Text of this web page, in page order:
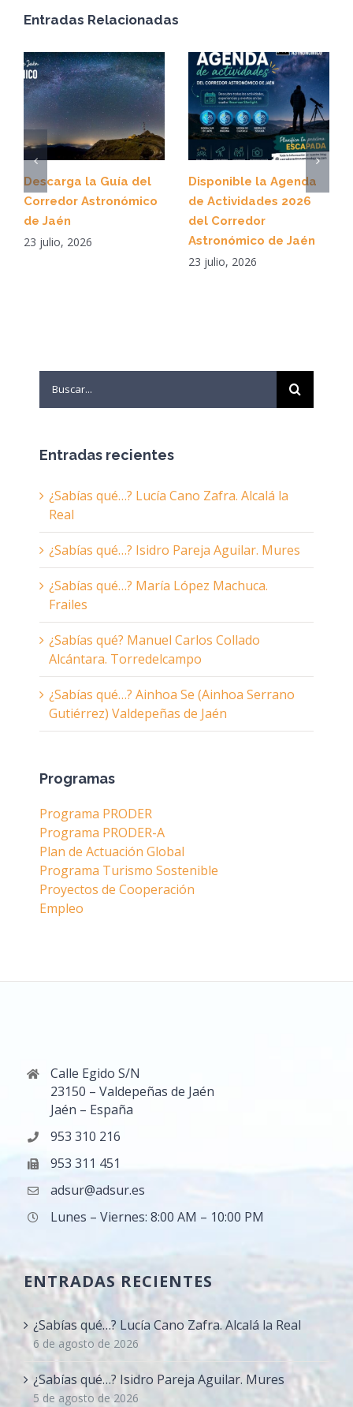
Entradas Relacionadas
Descarga la Guía del
Corredor Astronómico
de Jaén
23 julio, 2026
Disponible la Agenda
de Actividades 2026
del Corredor
Astronómico de Jaén
23 julio, 2026
for:
Entradas recientes
¿Sabías qué…? Lucía Cano Zafra. Alcalá la
Real
¿Sabías qué…? Isidro Pareja Aguilar. Mures
¿Sabías qué…? María López Machuca.
Frailes
¿Sabías qué? Manuel Carlos Collado
Alcántara. Torredelcampo
¿Sabías qué…? Ainhoa Se (Ainhoa Serrano
Gutiérrez) Valdepeñas de Jaén
Programas
Programa PRODER
Programa PRODER-A
Plan de Actuación Global
Programa Turismo Sostenible
Proyectos de Cooperación
Empleo
Calle Egido S/N
23150 – Valdepeñas de Jaén
Jaén – España
953 310 216
953 311 451
adsur@adsur.es
Lunes – Viernes: 8:00 AM – 10:00 PM
ENTRADAS RECIENTES
¿Sabías qué…? Lucía Cano Zafra. Alcalá la Real
6 de agosto de 2026
¿Sabías qué…? Isidro Pareja Aguilar. Mures
5 de agosto de 2026